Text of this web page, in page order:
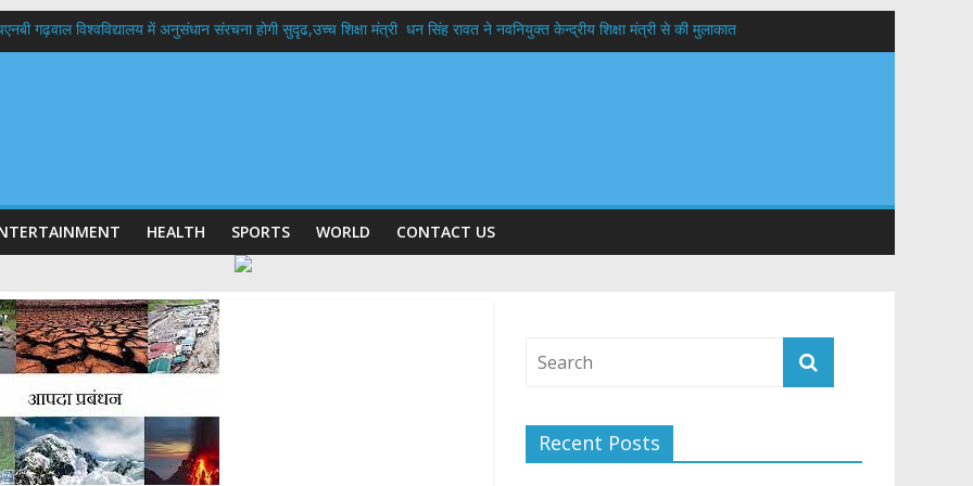
गढ़वाल विश्वविद्यालय में अनुसंधान संरचना होगी सुदृढ,उच्च शिक्षा मंत्री धन सिंह रावत ने नवनियुक्त केन्द्रीय शिक्षा मंत्री से की मुलाकात
दिवस पर मुख्यमंत्री धामी ने उत्कृष्ट बुनकरों और हस्तशिल्प कारीगरों को किया सम्मानित
HEALTH SPORTS WORLD CONTACT US
Recent Posts